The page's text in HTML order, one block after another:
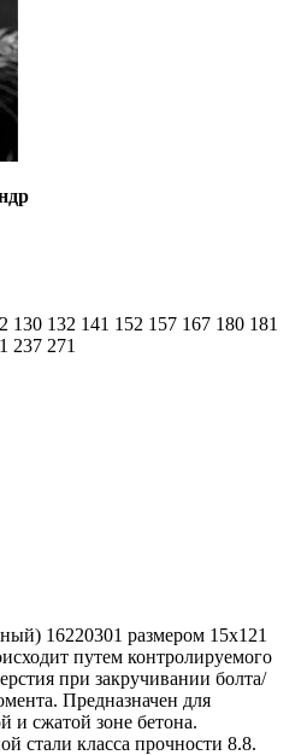
130 132 141 152 157 167 180 181
237 271
16220301 размером 15х121
путем контролируемого
при закручивании болта/
Предназначен для
и сжатой зоне бетона.
стали класса прочности 8.8.